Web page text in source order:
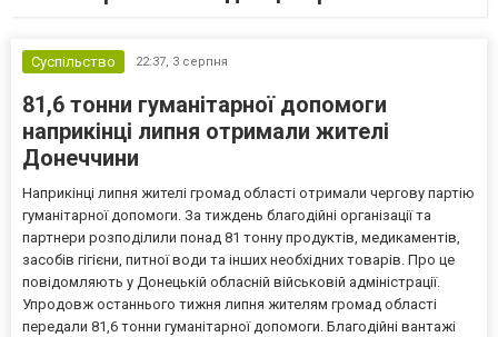
Суспільство 22:37, 3 серпня
81,6 тонни гуманітарної допомоги
наприкінці липня отримали жителі
Донеччини
Наприкінці липня жителі громад області отримали чергову партію
гуманітарної допомоги. За тиждень благодійні організації та
партнери розподілили понад 81 тонну продуктів, медикаментів,
засобів гігієни, питної води та інших необхідних товарів. Про це
повідомляють у Донецькій обласній військовій адміністрації.
Упродовж останнього тижня липня жителям громад області
передали 81,6 тонни гуманітарної допомоги. Благодійні вантажі